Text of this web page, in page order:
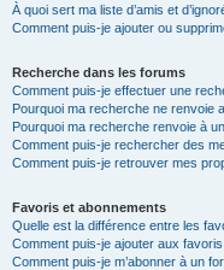
À quoi sert ma liste d’amis et
Comment puis-je ajouter ou
Recherche dans les forums
Comment puis-je effectuer une
Pourquoi ma recherche ne renvoie
Pourquoi ma recherche renvoie à
Comment puis-je rechercher des
Comment puis-je retrouver mes
Favoris et abonnements
Quelle est la différence entre les
Comment puis-je ajouter aux
Comment puis-je m’abonner à un